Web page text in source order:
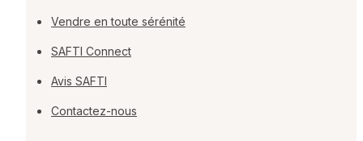
Vendre en toute sérénité
SAFTI Connect
Avis SAFTI
Contactez-nous